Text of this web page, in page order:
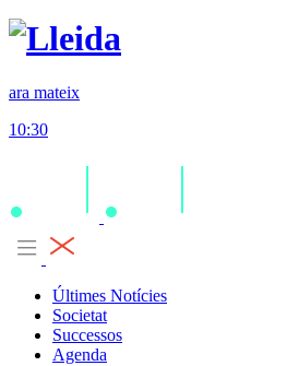
ara mateix
10:30
Últimes Notícies
Societat
Successos
Agenda